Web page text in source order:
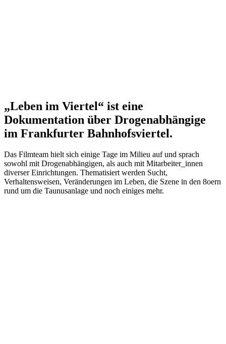
„Leben im Viertel“ ist eine
Dokumentation über Drogenabhängige
im Frankfurter Bahnhofsviertel.
Das Filmteam hielt sich einige Tage im Milieu auf und sprach
sowohl mit Drogenabhängigen, als auch mit Mitarbeiter_innen
diverser Einrichtungen. Thematisiert werden Sucht,
Verhaltensweisen, Veränderungen im Leben, die Szene in den 8oern
rund um die Taunusanlage und noch einiges mehr.